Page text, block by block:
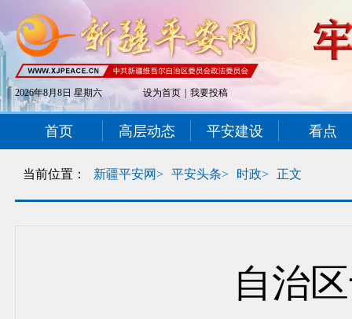
2026年8月8日 星期六 设为首页 我要投稿
首页 高层动态 平安建设 看点
当前位置： 新疆平安网> 平安头条> 时政> 正文
自治